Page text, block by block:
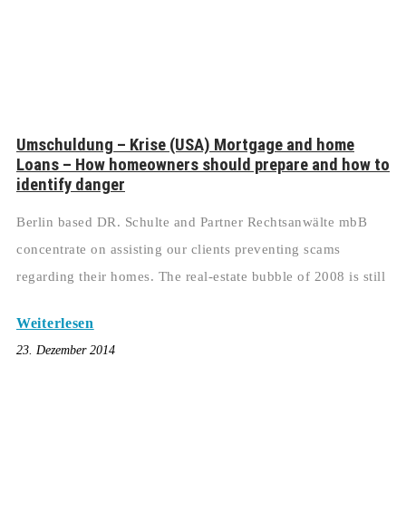
Umschuldung – Krise (USA) Mortgage and home
Loans – How homeowners should prepare and how to
identify danger
Berlin based DR. Schulte and Partner Rechtsanwälte mbB
concentrate on assisting our clients preventing scams
regarding their homes. The real-estate bubble of 2008 is still
Weiterlesen
23. Dezember 2014